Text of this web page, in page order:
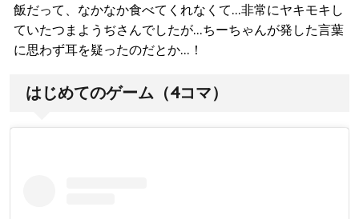
飯だって、なかなか食べてくれなくて…非常にヤキモキし
ていたつまようぢさんでしたが…ちーちゃんが発した言葉
に思わず耳を疑ったのだとか…！
はじめてのゲーム（4コマ）